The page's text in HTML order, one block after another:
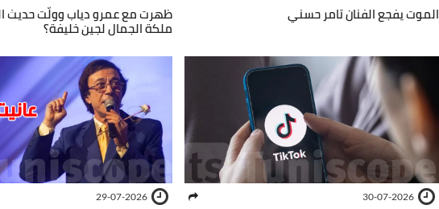
الموت يفجع الفنان تامر حسني ظهرت مع عمرو دياب وولّت حديث
ملكة الجمال لجين خليفة؟
30-07-2026
29-07-2026